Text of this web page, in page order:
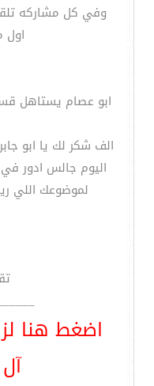
وفي كل مشاركه
اول
ابو عصام يستاهل
الف شكر لك يا ابو
اليوم جالس ادور
لموضوعك اللي
اضغط هنا